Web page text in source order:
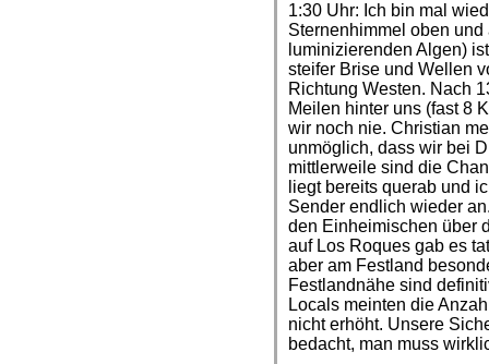
1:30 Uhr: Ich bin mal
Sternenhimmel oben
luminizierenden Algen)
steifer Brise und Wellen
Richtung Westen. Nach
Meilen hinter uns (fast 8
wir noch nie. Christian
unmöglich, dass wir bei
mittlerweile sind die
liegt bereits querab und
Sender endlich wieder
den Einheimischen über
auf Los Roques gab es
aber am Festland
Festlandnähe sind
Locals meinten die
nicht erhöht. Unsere
bedacht, man muss